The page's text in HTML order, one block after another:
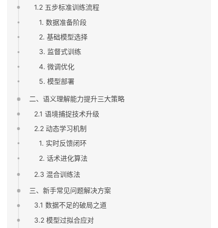
1.2 五步标准训练流程
1. 数据准备阶段
2. 基础模型选择
3. 监督式训练
4. 微调优化
5. 模型部署
二、语义理解能力提升三大策略
2.1 语境捕捉技术升级
2.2 动态学习机制
1. 实时反馈闭环
2. 话术进化算法
2.3 混合训练法
三、新手常见问题解决方案
3.1 数据不足的破局之道
3.2 模型过拟合应对